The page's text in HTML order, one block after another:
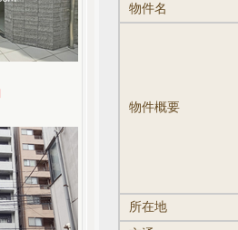
物件名
物件概要
所在地